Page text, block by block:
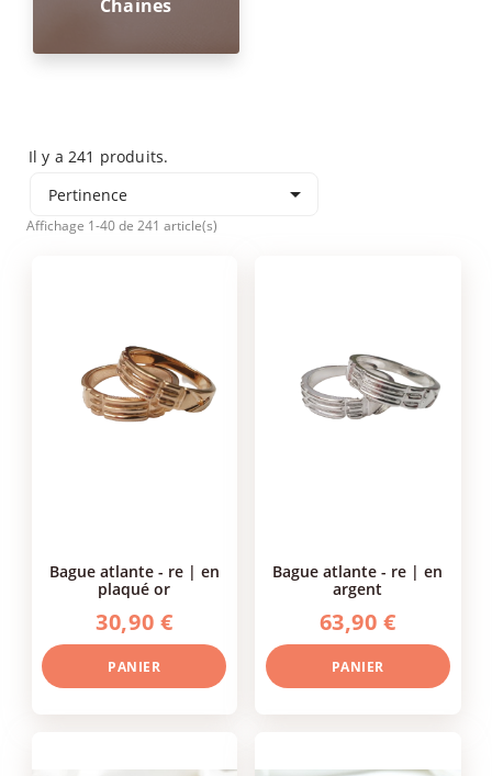
Chaines
Il y a 241 produits.
Pertinence

Affichage 1-40 de 241 article(s)
bague atlante - re | en
plaqué or
30,90 €
PANIER
bague atlante - re | en
argent
63,90 €
PANIER